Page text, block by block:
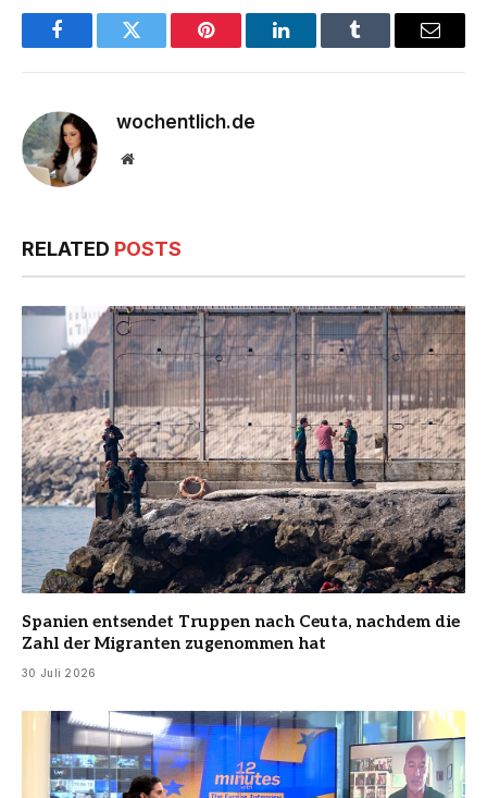
FacebookTwitter Pinterest LinkedInTumblr Email
wochentlich.de
Website
RELATED POSTS
Spanien entsendet Truppen nach Ceuta, nachdem die
Zahl der Migranten zugenommen hat
30 Juli 2026